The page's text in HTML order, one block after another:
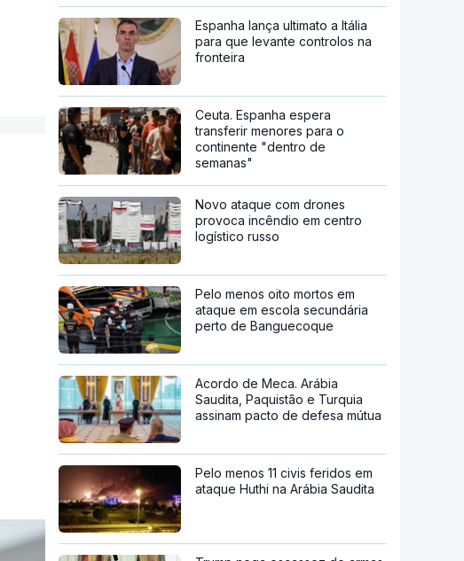
Espanha lança ultimato a Itália
para que levante controlos na
fronteira
Ceuta. Espanha espera
transferir menores para o
continente "dentro de
semanas"
Novo ataque com drones
provoca incêndio em centro
logístico russo
Pelo menos oito mortos em
ataque em escola secundária
perto de Banguecoque
Acordo de Meca. Arábia
Saudita, Paquistão e Turquia
assinam pacto de defesa mútua
Pelo menos 11 civis feridos em
ataque Huthi na Arábia Saudita